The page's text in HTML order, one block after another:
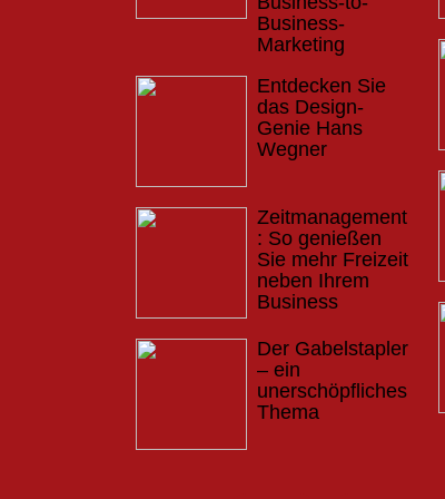
Business-
Marketing
Entdecken Sie
das Design-
Genie Hans
Wegner
Zeitmanagement
: So genießen
Sie mehr Freizeit
neben Ihrem
Business
Der Gabelstapler
– ein
unerschöpfliches
Thema